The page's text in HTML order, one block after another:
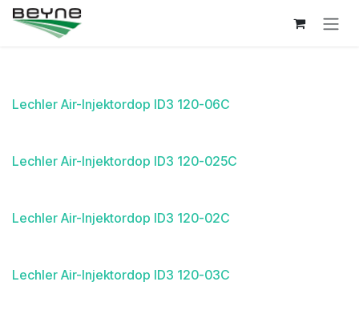
Overslaan naar inhoud
Lechler Air-Injektordop ID3 120-06C
Lechler Air-Injektordop ID3 120-025C
Lechler Air-Injektordop ID3 120-02C
Lechler Air-Injektordop ID3 120-03C